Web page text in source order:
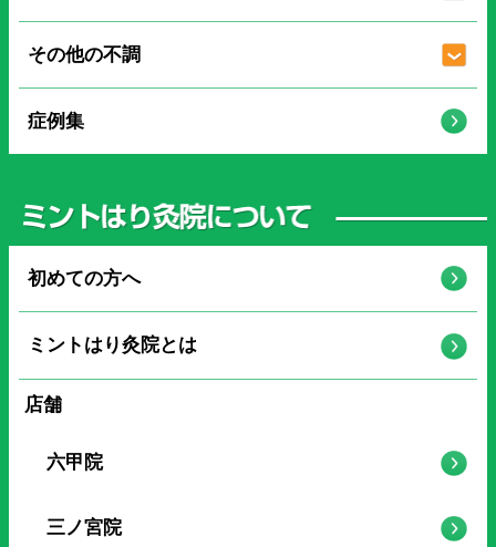
その他の不調
症例集
初めての方へ
ミントはり灸院とは
店舗
六甲院
三ノ宮院